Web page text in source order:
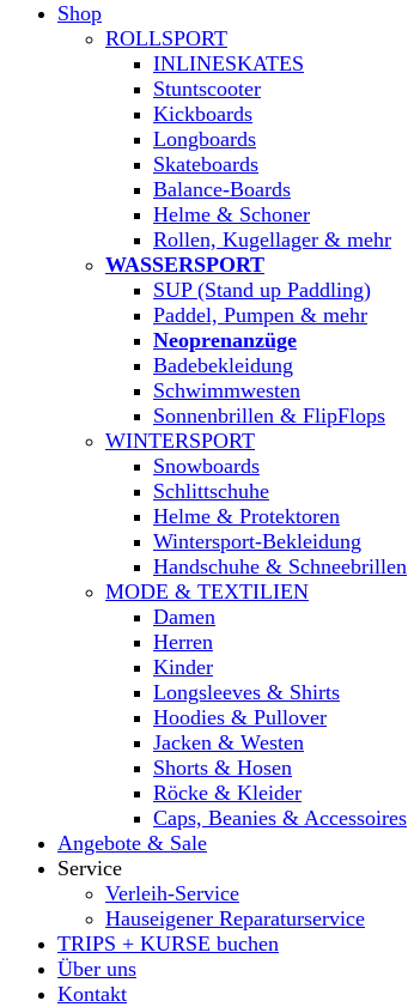
Shop
ROLLSPORT
INLINESKATES
Stuntscooter
Kickboards
Longboards
Skateboards
Balance-Boards
Helme & Schoner
Rollen, Kugellager & mehr
WASSERSPORT
SUP (Stand up Paddling)
Paddel, Pumpen & mehr
Neoprenanzüge
Badebekleidung
Schwimmwesten
Sonnenbrillen & FlipFlops
WINTERSPORT
Snowboards
Schlittschuhe
Helme & Protektoren
Wintersport-Bekleidung
Handschuhe & Schneebrillen
MODE & TEXTILIEN
Damen
Herren
Kinder
Longsleeves & Shirts
Hoodies & Pullover
Jacken & Westen
Shorts & Hosen
Röcke & Kleider
Caps, Beanies & Accessoires
Angebote & Sale
Service
Verleih-Service
Hauseigener Reparaturservice
TRIPS + KURSE buchen
Über uns
Kontakt